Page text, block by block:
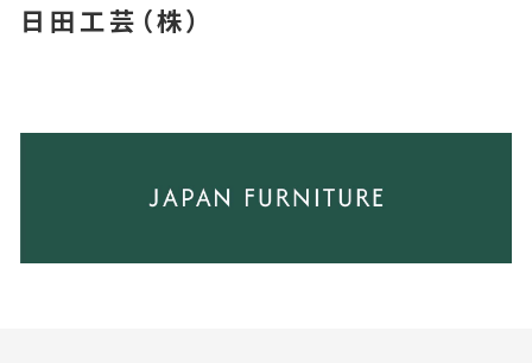
日田工芸（株）